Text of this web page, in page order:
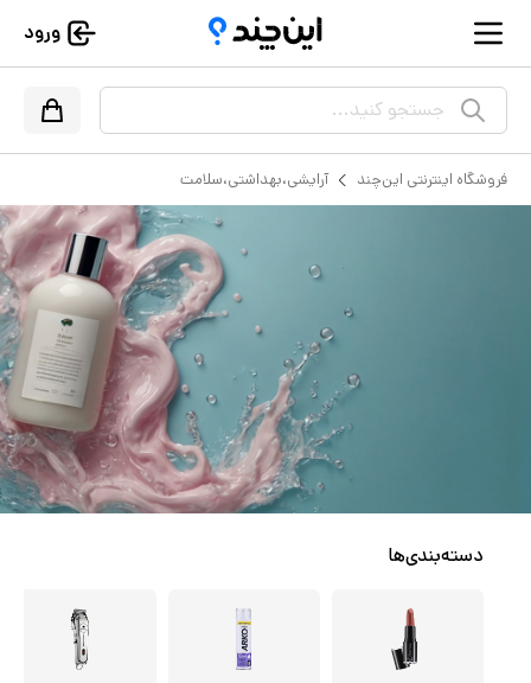
ورود
جستجو کنید...
فروشگاه اینترنتی این‌چند آرایشی،بهداشتی،سلامت
دسته‌بندی‌ها